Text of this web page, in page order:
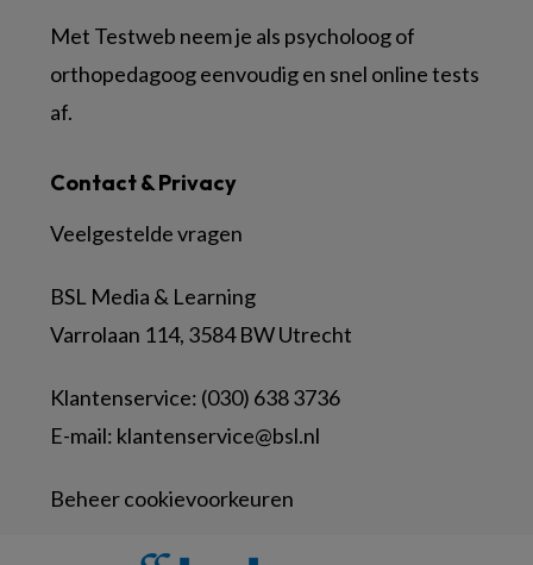
Contact & Privacy
Veelgestelde vragen
BSL Media & Learning
Varrolaan 114, 3584 BW Utrecht
Klantenservice: (030) 638 3736
E-mail: klantenservice@bsl.nl
Beheer cookievoorkeuren
Met Testweb neem je als psycholoog of
orthopedagoog eenvoudig en snel online tests
af.